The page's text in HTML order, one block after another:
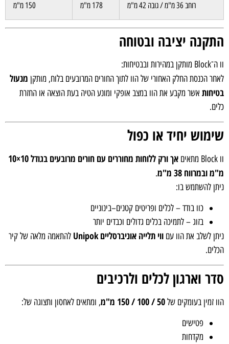
רוחב 36 מ"מ / גובה 42 מ"מ 178 מ"מ 150 מ"מ
התקנה יציבה ובטוחה
וו ה־Block מותקן במהירות ובבטיחות:
לאחר הכנסת החלק האחורי של הוו לתוך החורים המרובעים בלוח, מותקן מנעול
בטיחות אשר מקבע את הוו במצב אופקי ומונע הטיה בעת הוצאה או החזרת
כלים.
שימוש יחיד או כפול
וו Block מתאים
אך ורק ללוחות מחוררים עם חורים מרובעים בגודל 10×10
מ"מ ובמרווח 38 מ"מ
.
ניתן להשתמש בו:
כוו בודד – לכלים ופריטים קטנים–בינוניים
בזוג – לתמיכה בכלים גדולים וכבדים יותר
ניתן לשלב את הוו עם ווי תלייה אוניברסליים Unipok
להתאמה מלאה של קיר
הכלים.
סדר וארגון לכלים ולרכיבים
הוו זמין בעומקים של50 / 100 / 150 מ"מ
, ומתאים לאחסון ותצוגה של:
פטישים
מקדחות